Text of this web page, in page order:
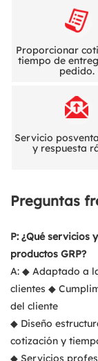
Proporcionar
tiempo de
pedido.
Servicio
y respuesta
Preguntas
P: ¿Qué servicios
productos GRP?
A: ◆ Adaptado a
clientes ◆
del cliente
◆ Diseño
cotización y
◆ Servicios